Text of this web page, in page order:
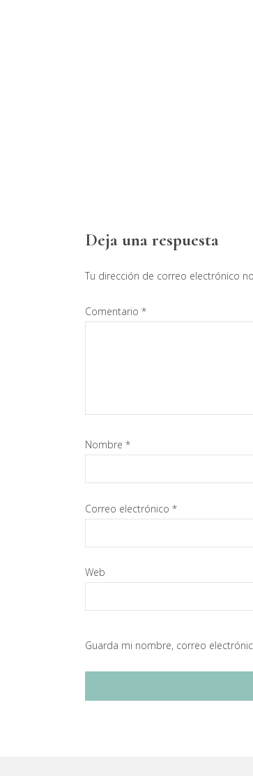
Interacciones
con
lectores
Deja una respuesta
Tu dirección de correo electrónico
Comentario *
Nombre *
Correo electrónico *
Web
Guarda mi nombre, correo